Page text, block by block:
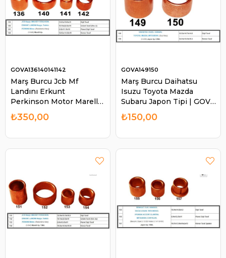
Marş Burcu Jcb Mf
Landını Erkunt
Perkinson Motor Marelli |
GOVA 136140141142
GOVA136140141142
₺350,00
Marş Burcu Daihatsu
Isuzu Toyota Mazda
Subaru Japon Tipi | GOVA
149150
GOVA149150
₺150,00